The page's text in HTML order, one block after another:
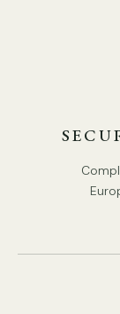
Moderner
Anwendbar
AC
Für